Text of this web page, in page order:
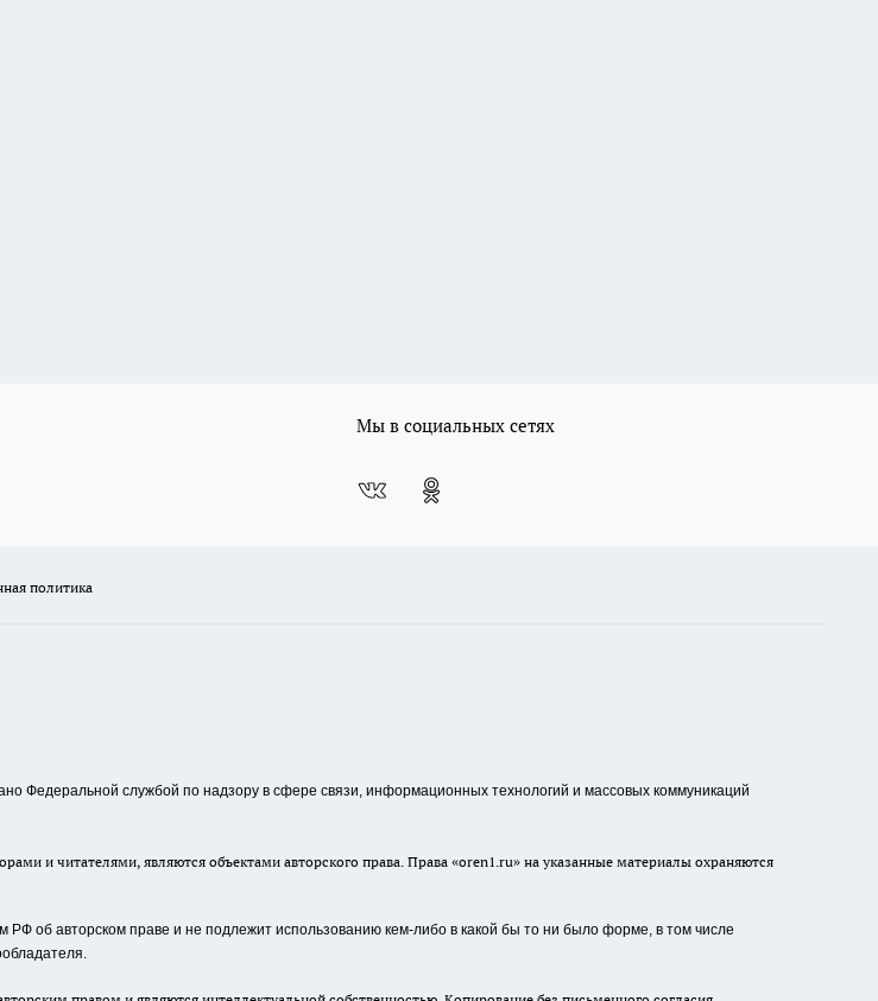
Мы в социальных сетях
политика
Федеральной службой по надзору в сфере связи, информационных технологий и массовых коммуникаций
и читателями, являются объектами авторского права. Права «oren1.ru» на указанные материалы охраняются
об авторском праве и не подлежит использованию кем-либо в какой бы то ни было форме, в том числе